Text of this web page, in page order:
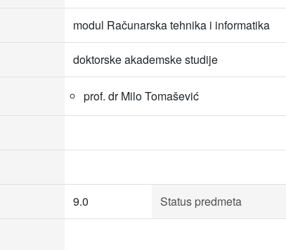
modul Računarska tehnika i informatika
doktorske akademske studije
prof. dr Milo Tomašević
9.0 Status predmeta